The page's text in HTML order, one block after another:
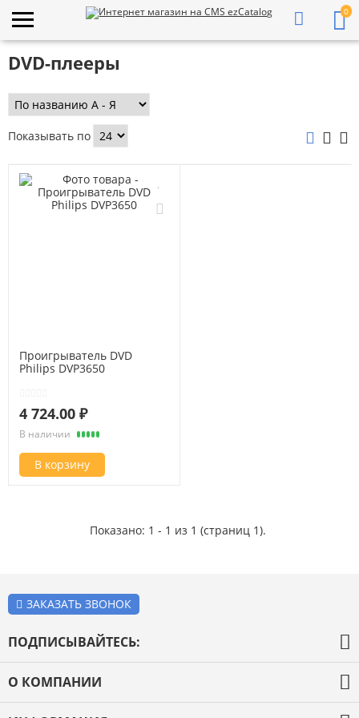
0
DVD-плееры
Показывать по
Проигрыватель DVD
Philips DVP3650
4 724.00 ₽
В наличии
В корзину
Показано: 1 - 1 из 1 (страниц 1).
ЗАКАЗАТЬ ЗВОНОК
ПОДПИСЫВАЙТЕСЬ:
О КОМПАНИИ